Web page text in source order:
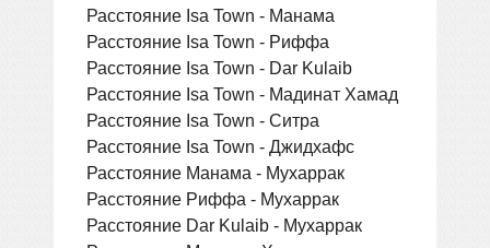
Расстояние Isa Town - Манама
Расстояние Isa Town - Риффа
Расстояние Isa Town - Dar Kulaib
Расстояние Isa Town - Мадинат Хамад
Расстояние Isa Town - Ситра
Расстояние Isa Town - Джидхафс
Расстояние Манама - Мухаррак
Расстояние Риффа - Мухаррак
Расстояние Dar Kulaib - Мухаррак